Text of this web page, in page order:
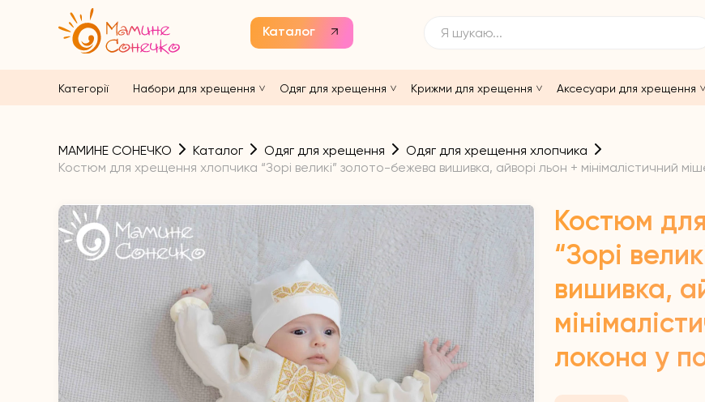
Каталог
Категорії Набори для хрещення Одяг для хрещення Крижми для хрещення Аксесуари для хрещення
МАМИНЕ СОНЕЧКО Каталог Одяг для хрещення
Одяг для хрещення хлопчика
Костюм для хрещення хлопчика “Зорі великі” золото-бежева вишивка, айворі льон + мінімалістичний
Костюм
“Зорі
вишивка,
локона у